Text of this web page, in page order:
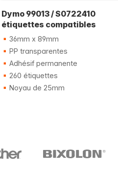
Dymo 99013 / S0722410
étiquettes compatibles
36mm x 89mm
PP transparentes
Adhésif permanente
260 étiquettes
Noyau de 25mm